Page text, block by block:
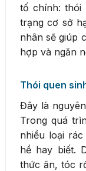
tố chính: thói
trạng cơ sở
nhân sẽ giúp
hợp và ngăn
Thói quen
Đây là
Trong quá
nhiều loại
hề hay biết.
thức ăn, tóc